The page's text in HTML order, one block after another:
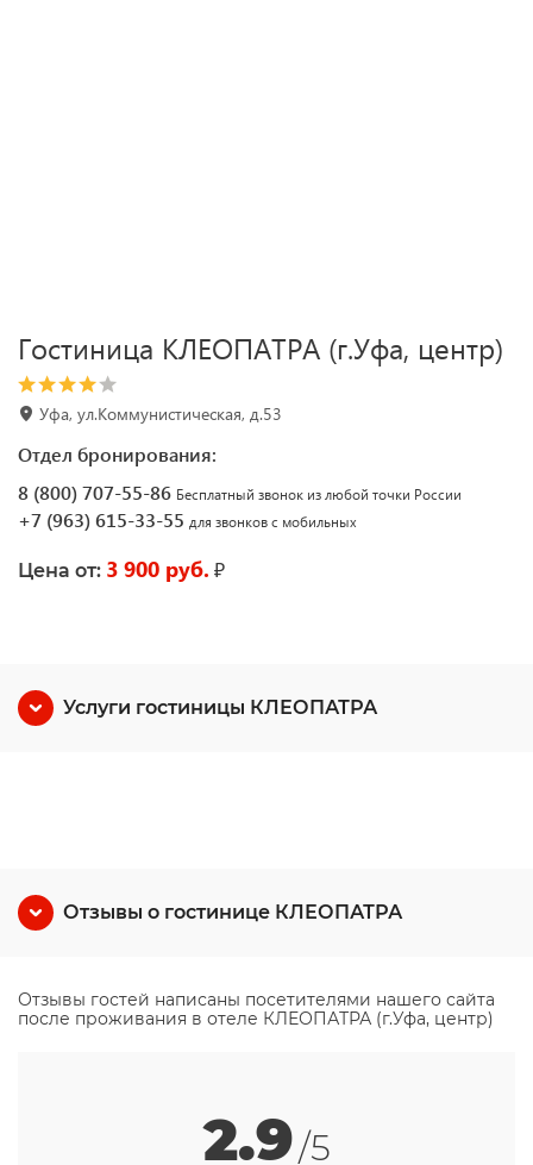
Гостиница КЛЕОПАТРА (г.Уфа, центр)
Уфа, ул.Коммунистическая, д.53
Отдел бронирования:
8 (800) 707-55-86 Бесплатный звонок из любой точки России
+7 (963) 615-33-55 для звонков с мобильных
Цена от: 3 900 руб. ₽
Услуги гостиницы КЛЕОПАТРА
Отзывы о гостинице КЛЕОПАТРА
Отзывы гостей написаны посетителями нашего сайта
после проживания в отеле КЛЕОПАТРА (г.Уфа, центр)
2.9/5